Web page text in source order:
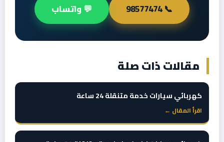
📞 98577474 💬 واتساب
مقالات ذات صلة
كهربائي سيارات خدمة متنقلة 24 ساعة
اقرأ المقال ←